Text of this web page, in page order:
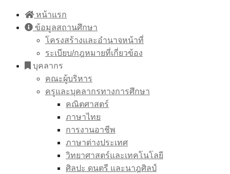
Skip
หน้าแรก
ข้อมูลสถานศึกษา
โครงสร้างและอำนาจหน้าที่
ระเบียบ/กฎหมายที่เกี่ยวข้อง
บุคลากร
คณะผู้บริหาร
ครูและบุคลากรทางการศึกษา
คณิตศาสตร์
ภาษาไทย
การงานอาชีพ
ภาษาต่างประเทศ
วิทยาศาสตร์และเทคโนโลยี
ศิลปะ ดนตรี และนาฎศิลป์